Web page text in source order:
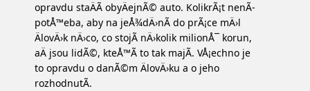
opravdu staÄÃ­ obyÄejnÃ© auto. KolikrÃ¡t nenÃ­
potÅ™eba, aby na jeÅ¾dÄ›nÃ­ do prÃ¡ce mÄ›l
ÄlovÄ›k nÄ›co, co stojÃ­ nÄ›kolik milionÅ¯ korun,
aÄ jsou lidÃ©, kteÅ™Ã­ to tak majÃ­. VÅ¡echno je
to opravdu o danÃ©m ÄlovÄ›ku a o jeho
rozhodnutÃ­.